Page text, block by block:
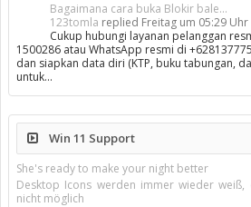
Bagaimana cara buka Blokir bale...
123tomla replied Freitag um 05:29 Uhr
Cukup hubungi layanan pelanggan
1500286 atau WhatsApp resmi di
dan siapkan data diri (KTP, buku tabungan,
untuk…
Win 11 Support
She's ready to make your night better
Desktop Icons werden immer wieder weiß,
nicht möglich